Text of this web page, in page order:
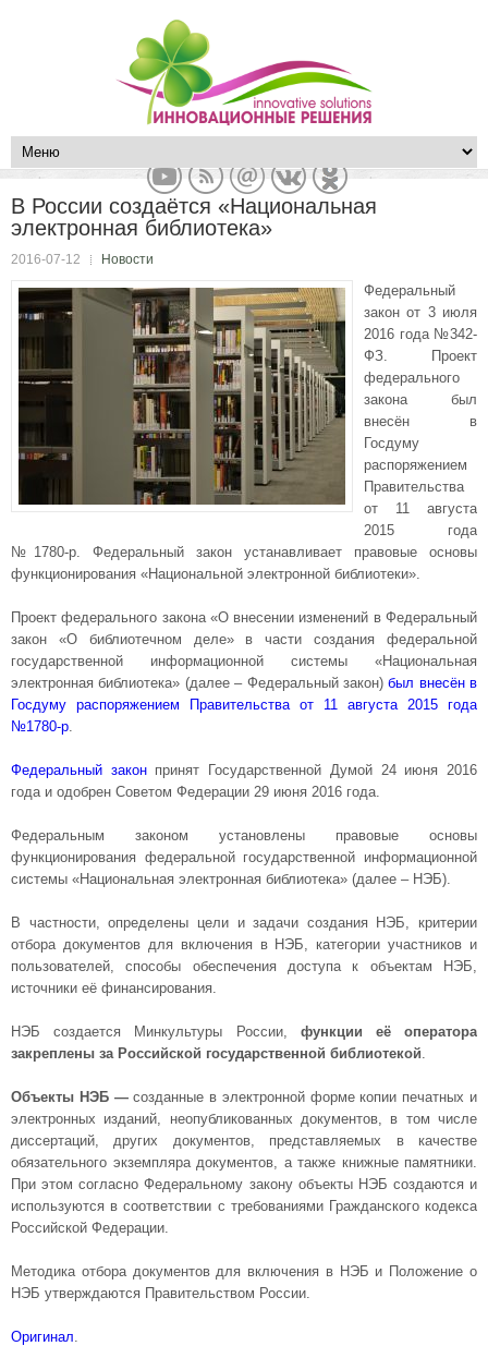
В России создаётся «Национальная
электронная библиотека»
2016-07-12 Новости
Федеральный
закон от 3 июля
2016 года №342-
ФЗ. Проект
федерального
закона был
внесён в
Госдуму
распоряжением
Правительства
от 11 августа
2015 года
№1780-р. Федеральный закон устанавливает правовые основы
функционирования «Национальной электронной библиотеки».
Проект федерального закона «О внесении изменений в Федеральный
закон «О библиотечном деле» в части создания федеральной
государственной информационной системы «Национальная
электронная библиотека» (далее – Федеральный закон)был внесён в
Госдуму распоряжением Правительства от 11 августа 2015 года
№1780-р.
Федеральный законпринят Государственной Думой 24 июня 2016
года и одобрен Советом Федерации 29 июня 2016 года.
Федеральным законом установлены правовые основы
функционирования федеральной государственной информационной
системы «Национальная электронная библиотека» (далее – НЭБ).
В частности, определены цели и задачи создания НЭБ, критерии
отбора документов для включения в НЭБ, категории участников и
пользователей, способы обеспечения доступа к объектам НЭБ,
источники её финансирования.
НЭБ создается Минкультуры России, функции её оператора
закреплены за Российской государственной библиотекой.
Объекты НЭБ —созданные в электронной форме копии печатных и
электронных изданий, неопубликованных документов, в том числе
диссертаций, других документов, представляемых в качестве
обязательного экземпляра документов, а также книжные памятники.
При этом согласно Федеральному закону объекты НЭБ создаются и
используются в соответствии с требованиями Гражданского кодекса
Российской Федерации.
Методика отбора документов для включения в НЭБ и Положение о
НЭБ утверждаются Правительством России.
Оригинал.